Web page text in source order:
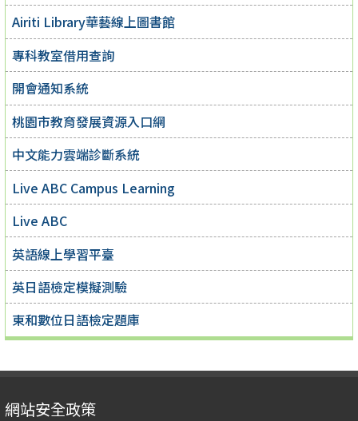
Airiti Library華藝線上圖書館
專科教室借用查詢
開會通知系統
桃園市教育發展資源入口網
中文能力雲端診斷系統
Live ABC Campus Learning
Live ABC
英語線上學習平臺
英日語檢定模擬測驗
東和數位日語檢定題庫
網站安全政策